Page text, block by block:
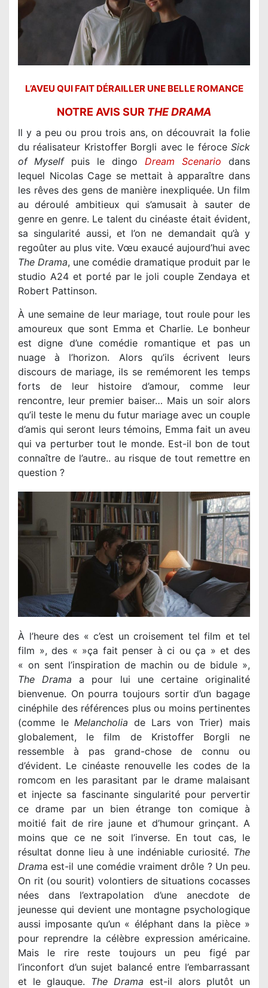
L’AVEU QUI FAIT DÉRAILLER UNE BELLE ROMANCE
NOTRE AVIS SUR THE DRAMA
Il y a peu ou prou trois ans, on découvrait la folie
du réalisateur Kristoffer Borgli avec le féroce Sick
of Myselfpuis le dingo Dream Scenario dans
lequel Nicolas Cage se mettait à apparaître dans
les rêves des gens de manière inexpliquée. Un film
au déroulé ambitieux qui s’amusait à sauter de
genre en genre. Le talent du cinéaste était évident,
sa singularité aussi, et l’on ne demandait qu’à y
regoûter au plus vite. Vœu exaucé aujourd’hui avec
The Drama, une comédie dramatique produit par le
studio A24 et porté par le joli couple Zendaya et
Robert Pattinson.
À une semaine de leur mariage, tout roule pour les
amoureux que sont Emma et Charlie. Le bonheur
est digne d’une comédie romantique et pas un
nuage à l’horizon. Alors qu’ils écrivent leurs
discours de mariage, ils se remémorent les temps
forts de leur histoire d’amour, comme leur
rencontre, leur premier baiser… Mais un soir alors
qu’il teste le menu du futur mariage avec un couple
d’amis qui seront leurs témoins, Emma fait un aveu
qui va perturber tout le monde. Est-il bon de tout
connaître de l’autre.. au risque de tout remettre en
question ?
À l’heure des « c’est un croisement tel film et tel
film », des « »ça fait penser à ci ou ça » et des
« on sent l’inspiration de machin ou de bidule »,
The Drama a pour lui une certaine originalité
bienvenue. On pourra toujours sortir d’un bagage
cinéphile des références plus ou moins pertinentes
(comme le Melancholia de Lars von Trier) mais
globalement, le film de Kristoffer Borgli ne
ressemble à pas grand-chose de connu ou
d’évident. Le cinéaste renouvelle les codes de la
romcom en les parasitant par le drame malaisant
et injecte sa fascinante singularité pour pervertir
ce drame par un bien étrange ton comique à
moitié fait de rire jaune et d’humour grinçant. A
moins que ce ne soit l’inverse. En tout cas, le
résultat donne lieu à une indéniable curiosité. The
Drama est-il une comédie vraiment drôle ? Un peu.
On rit (ou sourit) volontiers de situations cocasses
nées dans l’extrapolation d’une anecdote de
jeunesse qui devient une montagne psychologique
aussi imposante qu’un « éléphant dans la pièce »
pour reprendre la célèbre expression américaine.
Mais le rire reste toujours un peu figé par
l’inconfort d’un sujet balancé entre l’embarrassant
et le glauque. The Drama est-il alors plutôt un